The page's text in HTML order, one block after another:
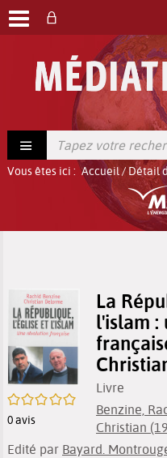
Vous êtes ici : Accueil/ Détail
/5
0avis
La
l'islam :
Livre
Benzine,
Christian
Edité par Bayard.